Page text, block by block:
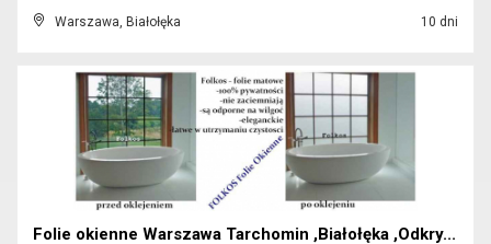
Warszawa, Białołęka 10 dni
Folie okienne Warszawa Tarchomin ,Białołęka ,Odkry...